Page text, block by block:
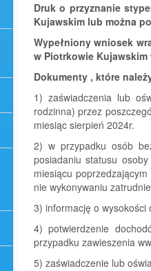
Druk o przyznanie
Kujawskim lub można
Wypełniony wniosek
w Piotrkowie Kujawskim
Dokumenty , które
1) zaświadczenia lub
rodzinna) przez
miesiąc sierpień 2024r.
2) w przypadku osób
posiadaniu statusu
miesiącu
nie wykonywaniu
3) informację o wysokości
4) potwierdzenie
przypadku zawieszenia
5) zaświadczenie lub